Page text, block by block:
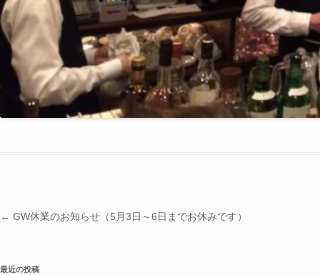
投稿ナビゲーション
← GW休業のお知らせ（5月3日～6日までお休みです）
最近の投稿